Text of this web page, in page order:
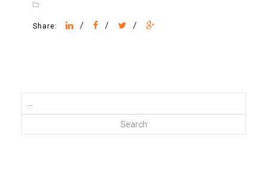
Share: / / /
Search